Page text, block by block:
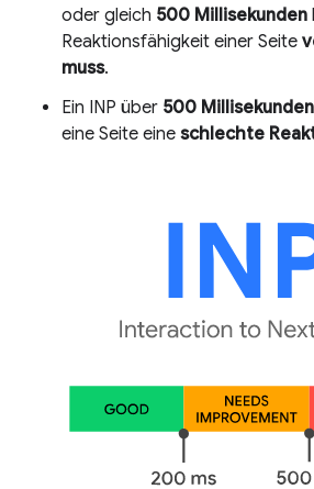
oder gleich 500 Millisekunden
Reaktionsfähigkeit einer Seite
muss.
Ein INP über 500 Millisekunden
eine Seite eine schlechte